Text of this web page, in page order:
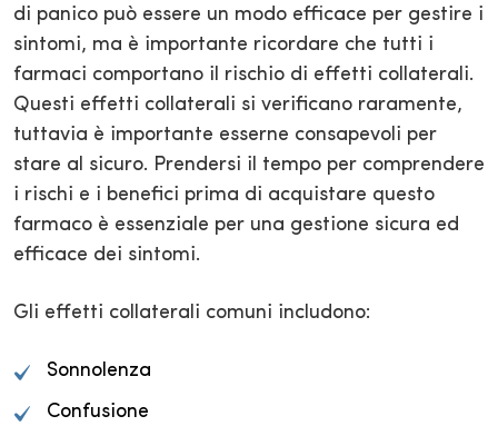
di panico può essere un modo efficace per gestire i
sintomi, ma è importante ricordare che tutti i
farmaci comportano il rischio di effetti collaterali.
Questi effetti collaterali si verificano raramente,
tuttavia è importante esserne consapevoli per
stare al sicuro. Prendersi il tempo per comprendere
i rischi e i benefici prima di acquistare questo
farmaco è essenziale per una gestione sicura ed
efficace dei sintomi.
Gli effetti collaterali comuni includono:
Sonnolenza
Confusione